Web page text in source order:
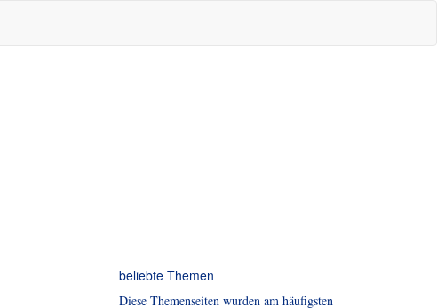
beliebte Themen
Diese Themenseiten wurden am häufigsten